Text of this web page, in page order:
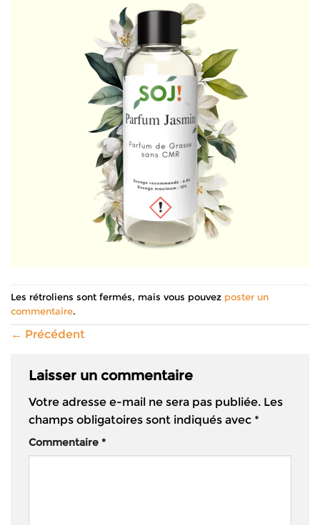
Les rétroliens sont fermés, mais vous pouvez poster un
commentaire.
← Précédent
Laisser un commentaire
Votre adresse e-mail ne sera pas publiée. Les
champs obligatoires sont indiqués avec *
Commentaire *